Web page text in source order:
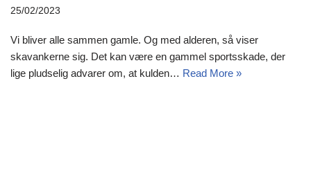
25/02/2023
Vi bliver alle sammen gamle. Og med alderen, så viser
skavankerne sig. Det kan være en gammel sportsskade, der
lige pludselig advarer om, at kulden… Read More »